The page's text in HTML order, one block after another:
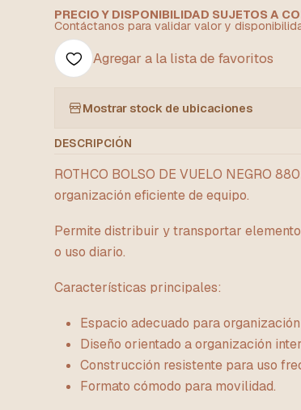
PRECIO Y DISPONIBILIDAD SUJETOS A
Contáctanos para validar valor y
Agregar a la lista de favoritos
Mostrar stock de ubicaciones
DESCRIPCIÓN
ROTHCO BOLSO DE VUELO NEGRO
organización eficiente de equipo.
Permite distribuir y transportar
o uso diario.
Características principales:
Espacio adecuado para
Diseño orientado a organización
Construcción resistente para uso
Formato cómodo para movilidad.